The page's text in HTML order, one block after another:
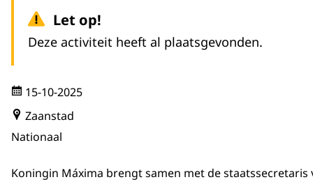
Let op!
Deze activiteit heeft al plaatsgevonden.
15-10-2025
Zaanstad
Nationaal
Koningin Máxima brengt samen met de staatssecretaris